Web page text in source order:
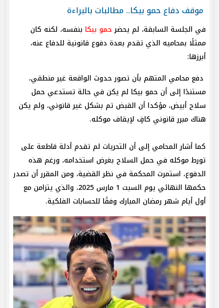
موقف دفاع حمو بيكا.. مطالبات بالبراءة
في الجلسة السابقة، لم يحضرحمو بيكا بنفسه، لكنه كان
ممثلًا بمحاميه الذي تقدم بعدة دفوع قانونية للدفاع عنه،
أبرزها:
دفع محامي المتهم بأن تصور حدوث الواقعة غير منطقي،
مستندًا إلى أن حمو بيكا لم يكن في حالة تستدعي حمل
سلاح أبيض، مؤكدا أن القبض تم بشكل غير قانوني، ولم يكن
هناك مبرر قانوني كافٍ لإيقاف موكله.
كما أشار المحامي إلى أن التحريات لم تقدم أدلة قاطعة على
تورط موكله في حمل السلاح بغرض استخدامه، ورغم هذه
الدفوع، استمرت المحكمة في نظر القضية، ومن المقرر أن تصدر
حكمها النهائي يوم السبت 1 مارس 2025، والذي يتزامن مع
أول أيام شهر رمضان المبارك وفقًا للحسابات الفلكية.